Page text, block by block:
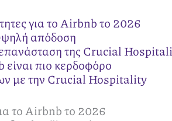
για το Airbnb το 2026
απόδοση
της Crucial
πιο κερδοφόρο
με την Crucial Hospitality
το Airbnb το 2026